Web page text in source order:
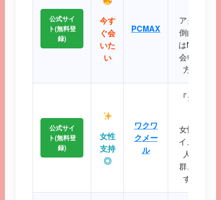
公式サイ
ト(無料登
録)
今す
ぐ会
いた
い
PCMAX
アクティ
倒的で、
はNo.1で
会いたい
方に最適
公式サイ
ト(無料登
録)
女性
支持
◎
ワクワ
クメー
ル
「クリー
女性誌に
イメージ
人サポー
群。初め
すい操作